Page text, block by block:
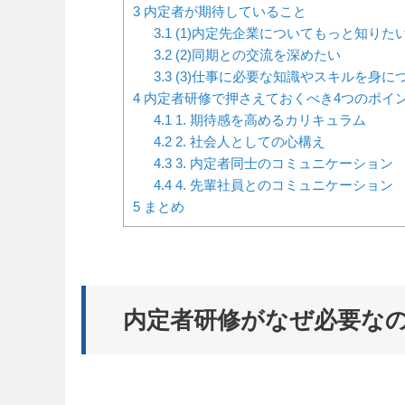
3 内定者が期待していること
3.1 (1)内定先企業についてもっと知りた
3.2(2)同期との交流を深めたい
3.3(3)仕事に必要な知識やスキルを身に
4 内定者研修で押さえておくべき4つのポイ
4.1 1. 期待感を高めるカリキュラム
4.22. 社会人としての心構え
4.33. 内定者同士のコミュニケーション
4.44. 先輩社員とのコミュニケーション
5 まとめ
内定者研修がなぜ必要な